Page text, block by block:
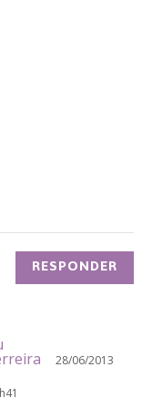
RESPONDER
28/06/2013